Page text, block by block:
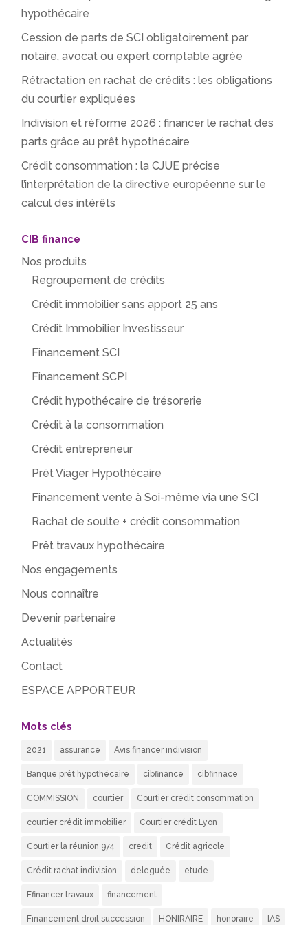
hypothécaire
Cession de parts de SCI obligatoirement par
notaire, avocat ou expert comptable agrée
Rétractation en rachat de crédits : les obligations
du courtier expliquées
Indivision et réforme 2026 : financer le rachat des
parts grâce au prêt hypothécaire
Crédit consommation : la CJUE précise
l’interprétation de la directive européenne sur le
calcul des intérêts
CIB finance
Nos produits
Regroupement de crédits
Crédit immobilier sans apport 25 ans
Crédit Immobilier Investisseur
Financement SCI
Financement SCPI
Crédit hypothécaire de trésorerie
Crédit à la consommation
Crédit entrepreneur
Prêt Viager Hypothécaire
Financement vente à Soi-même via une SCI
Rachat de soulte + crédit consommation
Prêt travaux hypothécaire
Nos engagements
Nous connaître
Devenir partenaire
Actualités
Contact
ESPACE APPORTEUR
Mots clés
2021 assurance Avis financer indivision
Banque prêt hypothécaire cibfinance cibfinnace
COMMISSION courtier Courtier crédit consommation
courtier crédit immobilier Courtier crédit Lyon
Courtier la réunion 974 credit Crédit agricole
Crédit rachat indivision deleguée etude
Ffinancer travaux financement
Financement droit succession HONIRAIRE honoraire IAS